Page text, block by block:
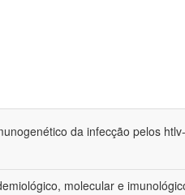
da infecção pelos
molecular e